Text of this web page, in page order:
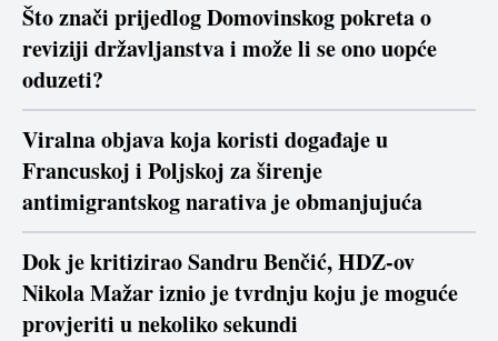
Što znači prijedlog Domovinskog pokreta o
reviziji državljanstva i može li se ono uopće
oduzeti?
Viralna objava koja koristi događaje u
Francuskoj i Poljskoj za širenje
antimigrantskog narativa je obmanjujuća
Dok je kritizirao Sandru Benčić, HDZ-ov
Nikola Mažar iznio je tvrdnju koju je moguće
provjeriti u nekoliko sekundi